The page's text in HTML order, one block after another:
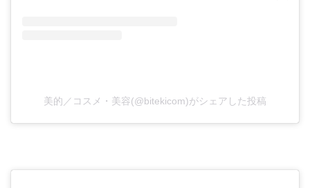
美的／コスメ・美容(@bitekicom)がシェアした投稿